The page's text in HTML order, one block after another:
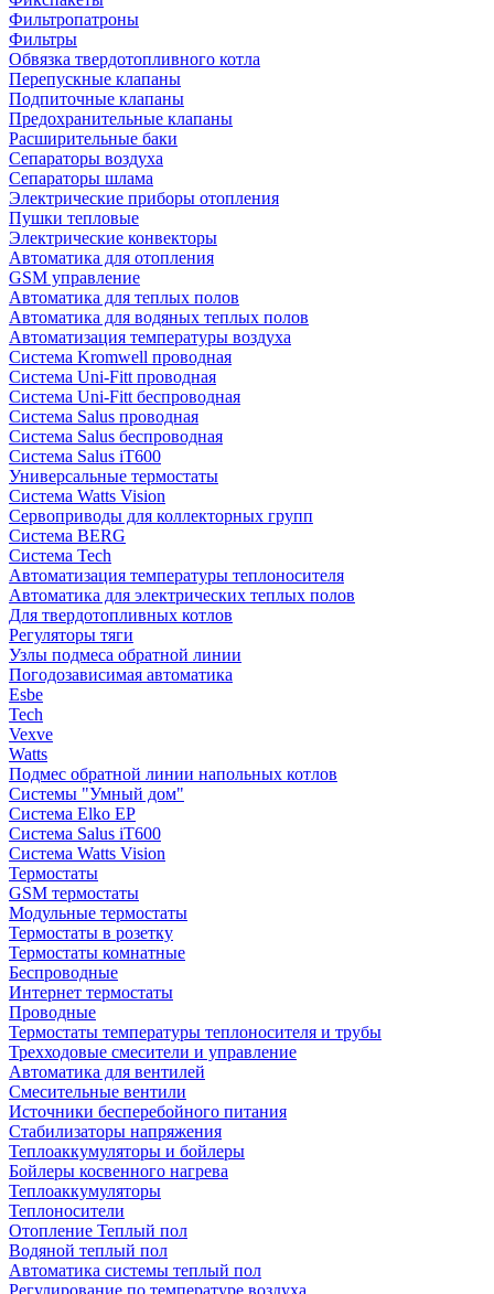
Фильтропатроны
Фильтры
Обвязка твердотопливного котла
Перепускные клапаны
Подпиточные клапаны
Предохранительные клапаны
Расширительные баки
Сепараторы воздуха
Сепараторы шлама
Электрические приборы отопления
Пушки тепловые
Электрические конвекторы
Автоматика для отопления
GSM управление
Автоматика для теплых полов
Автоматика для водяных теплых полов
Автоматизация температуры воздуха
Система Kromwell проводная
Система Uni-Fitt проводная
Система Uni-Fitt беспроводная
Система Salus проводная
Система Salus беспроводная
Система Salus iT600
Универсальные термостаты
Система Watts Vision
Сервоприводы для коллекторных групп
Система BERG
Система Tech
Автоматизация температуры теплоносителя
Автоматика для электрических теплых полов
Для твердотопливных котлов
Регуляторы тяги
Узлы подмеса обратной линии
Погодозависимая автоматика
Esbe
Tech
Vexve
Watts
Подмес обратной линии напольных котлов
Системы "Умный дом"
Система Elko EP
Система Salus iT600
Система Watts Vision
Термостаты
GSM термостаты
Модульные термостаты
Термостаты в розетку
Термостаты комнатные
Беспроводные
Интернет термостаты
Проводные
Термостаты температуры теплоносителя и трубы
Трехходовые смесители и управление
Автоматика для вентилей
Смесительные вентили
Источники бесперебойного питания
Стабилизаторы напряжения
Теплоаккумуляторы и бойлеры
Бойлеры косвенного нагрева
Теплоаккумуляторы
Теплоносители
Отопление Теплый пол
Водяной теплый пол
Автоматика системы теплый пол
Регулирование по температуре воздуха